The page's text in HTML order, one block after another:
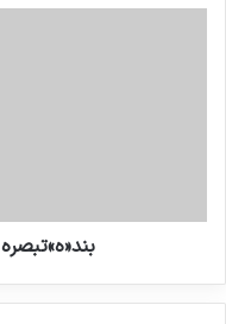
بند«ه»تبصره ۹ لایحه بودجه سال۹۷